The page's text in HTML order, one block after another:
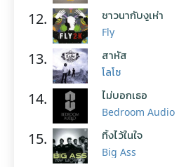
12. ชาวนากับงูเห่า
Fly
13. สาหัส
โลโซ
14. ไม่บอกเธอ
Bedroom Audio
15. ทิ้งไว้ในใจ
Big Ass